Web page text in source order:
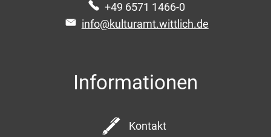
+49 6571 1466-0
info@kulturamt.wittlich.de
Informationen
Kontakt